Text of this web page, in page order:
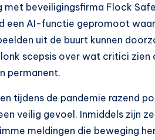
met beveiligingsfirma Flock
een AI-functie gepromoot
uit de buurt kunnen
scepsis over wat critici
permanent.
tijdens de pandemie razend
veilig gevoel. Inmiddels zijn
meldingen die beweging